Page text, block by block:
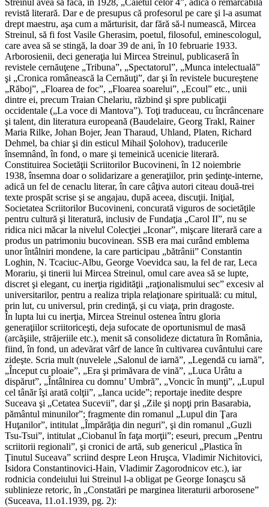
Streinul avea să facă, în 1928, „Caietul celor 4”, adică o remarcabilă
revistă literară. Dar e de presupus că profesorul pe care şi l-a asumat
drept maestru, aşa cum a mărturisit, dar fără să-l numească, Mircea
Streinul, să fi fost Vasile Gherasim, poetul, filosoful, eminescologul,
care avea să se stingă, la doar 39 de ani, în 10 februarie 1933.
Arborosienii, deci generaţia lui Mircea Streinul, publicaseră în
revistele cernăuţene „Tribuna”, „Spectatorul”, „Munca intelectuală”
şi „Cronica românească la Cernăuţi”, dar şi în revistele bucureştene
„Răboj”, „Floarea de foc”, „Floarea soarelui”, „Ecoul” etc., unii
dintre ei, precum Traian Chelariu, răzbind şi spre publicaţii
occidentale („La voce di Mantova”). Toţi traduceau, cu încrâncenare
şi talent, din literatura europeană (Baudelaire, Georg Trakl, Rainer
Maria Rilke, Johan Bojer, Jean Tharaud, Uhland, Platen, Richard
Dehmel, ba chiar şi din esticul Mihail Şolohov), traducerile
însemnând, în fond, o mare şi temeinică ucenicie literară.
Constituirea Societăţii Scriitorilor Bucovineni, în 12 noiembrie
1938, însemna doar o solidarizare a generaţiilor, prin şedinţe-interne,
adică un fel de cenaclu literar, în care câţiva autori citeau două-trei
texte prospăt scrise şi se angajau, după aceea, discuţii. Iniţial,
Societatea Scriitorilor Bucovineni, concurată viguros de societăţile
pentru cultură şi literatură, inclusiv de Fundaţia „Carol II”, nu se
ridica nici măcar la nivelul Colecţiei „Iconar”, mişcare literară care a
produs un patrimoniu bucovinean. SSB era mai curând emblema
unor întâlniri mondene, la care participau „bătrânii” Constantin
Loghin, N. Tcaciuc-Albu, George Voevidca sau, la fel de rar, Leca
Morariu, şi tinerii lui Mircea Streinul, omul care avea să se lupte,
discret şi elegant, cu inerţia rigidităţii „raţionalismului sec” excesiv al
universitarilor, pentru a realiza tripla relaţionare spirituală: cu mitul,
prin lut, cu universul, prin credinţă, şi cu viaţa, prin dragoste.
În lupta lui cu inerţia, Mircea Streinul ostenea întru gloria
generaţiilor scriitoriceşti, deja sufocate de oportunismul de masă
(arcăşiile, străjeriile etc.), menit să consolideze dictatura în România,
fiind, în fond, un adevărat vârf de lance în cultivarea cuvântului care
zideşte. Scria mult (nuvelele „Salonul de iarnă”, „Legendă cu iarnă”,
„Început cu ploaie”, „Era şi primăvara de vină”, „Luca Urâtu a
dispărut”, „Întâlnirea cu domnu’ Umbră”, „Voncic în munţi”, „Lupul
cel tânăr îşi arată colţii”, „Ianca ucide”; reportaje inedite despre
Suceava şi „Cetatea Sucevii”, dar şi „Zile şi nopţi prin Basarabia,
pământul minunilor”; fragmente din romanul „Lupul din Ţara
Huţanilor”, intitulat „Împărăţia din neguri”, şi din romanul „Guzli
Tsu-Tsui”, intitulat „Ciobanul în faţa morţii”; eseuri, precum „Pentru
scriitorii regionali”, şi cronici de artă, sub genericul „Plastica în
Ţinutul Suceava” scriind despre Leon Hruşca, Vladimir Nichitovici,
Isidora Constantinovici-Hain, Vladimir Zagorodnicov etc.), iar
rodnicia condeiului lui Streinul l-a obligat pe George Ionaşcu să
sublinieze retoric, în „Constatări pe marginea literaturii arborosene”
(Suceava, 11.o1.1939, pg. 2):